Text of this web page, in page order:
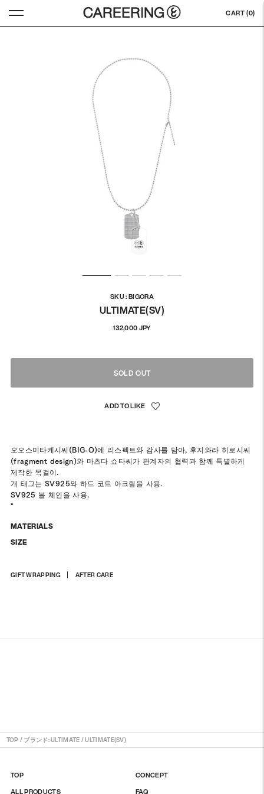
CART (0)
SKU : BIGORA
ULTIMATE(SV)
132,000 JPY정
격
SOLD OUT
오오스미타케시씨(BIG-O)에 리스펙트와 감사를 담아, 후지와라 히로시씨
(fragment design)와 마츠다 쇼타씨가 관계자의 협력과 함께 특별하게
제작한 목걸이.
개 태그는 SV925와 하드 코트 아크릴을 사용.
SV925 볼 체인을 사용.
"
MATERIALS
SIZE
GIFT WRAPPING AFTER CARE
상
TOP / ブランド: ULTIMATE /ULTIMATE(SV)
TOP
ALL PRODUCTS
CONCEPT
FAQ